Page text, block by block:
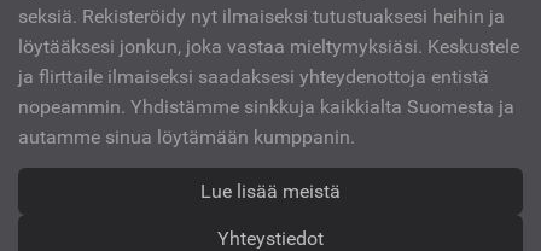
seksiä. Rekisteröidy nyt ilmaiseksi tutustuaksesi heihin ja
löytääksesi jonkun, joka vastaa mieltymyksiäsi. Keskustele
ja flirttaile ilmaiseksi saadaksesi yhteydenottoja entistä
nopeammin. Yhdistämme sinkkuja kaikkialta Suomesta ja
autamme sinua löytämään kumppanin.
Lue lisää meistä
Yhteystiedot